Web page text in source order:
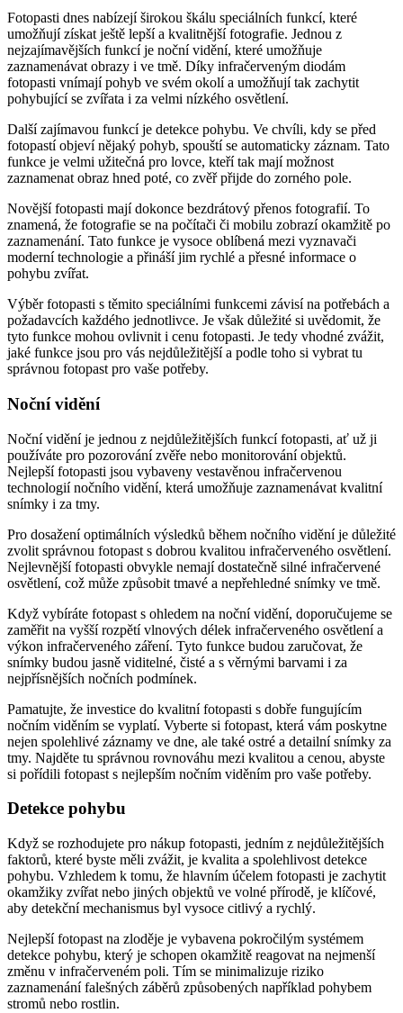
Fotopasti dnes nabízejí širokou škálu speciálních funkcí, které
umožňují získat ještě lepší a kvalitnější fotografie. Jednou z
nejzajímavějších funkcí je noční vidění, které umožňuje
zaznamenávat obrazy i ve tmě. Díky infračerveným diodám
fotopasti vnímají pohyb ve svém okolí a umožňují tak zachytit
pohybující se zvířata i za velmi nízkého osvětlení.
Další zajímavou funkcí je detekce pohybu. Ve chvíli, kdy se před
fotopastí objeví nějaký pohyb, spouští se automaticky záznam. Tato
funkce je velmi užitečná pro lovce, kteří tak mají možnost
zaznamenat obraz hned poté, co zvěř přijde do zorného pole.
Novější fotopasti mají dokonce bezdrátový přenos fotografií. To
znamená, že fotografie se na počítači či mobilu zobrazí okamžitě po
zaznamenání. Tato funkce je vysoce oblíbená mezi vyznavači
moderní technologie a přináší jim rychlé a přesné informace o
pohybu zvířat.
Výběr fotopasti s těmito speciálními funkcemi závisí na potřebách a
požadavcích každého jednotlivce. Je však důležité si uvědomit, že
tyto funkce mohou ovlivnit i cenu fotopasti. Je tedy vhodné zvážit,
jaké funkce jsou pro vás nejdůležitější a podle toho si vybrat tu
správnou fotopast pro vaše potřeby.
Noční vidění
Noční vidění je jednou z nejdůležitějších funkcí fotopasti, ať už ji
používáte pro pozorování zvěře nebo monitorování objektů.
Nejlepší fotopasti jsou vybaveny vestavěnou infračervenou
technologií nočního vidění, která umožňuje zaznamenávat kvalitní
snímky i za tmy.
Pro dosažení optimálních výsledků během nočního vidění je důležité
zvolit správnou fotopast s dobrou kvalitou infračerveného osvětlení.
Nejlevnější fotopasti obvykle nemají dostatečně silné infračervené
osvětlení, což může způsobit tmavé a nepřehledné snímky ve tmě.
Když vybíráte fotopast s ohledem na noční vidění, doporučujeme se
zaměřit na vyšší rozpětí vlnových délek infračerveného osvětlení a
výkon infračerveného záření. Tyto funkce budou zaručovat, že
snímky budou jasně viditelné, čisté a s věrnými barvami i za
nejpřísnějších nočních podmínek.
Pamatujte, že investice do kvalitní fotopasti s dobře fungujícím
nočním viděním se vyplatí. Vyberte si fotopast, která vám poskytne
nejen spolehlivé záznamy ve dne, ale také ostré a detailní snímky za
tmy. Najděte tu správnou rovnováhu mezi kvalitou a cenou, abyste
si pořídili fotopast s nejlepším nočním viděním pro vaše potřeby.
Detekce pohybu
Když se rozhodujete pro nákup fotopasti, jedním z nejdůležitějších
faktorů, které byste měli zvážit, je kvalita a spolehlivost detekce
pohybu. Vzhledem k tomu, že hlavním účelem fotopasti je zachytit
okamžiky zvířat nebo jiných objektů ve volné přírodě, je klíčové,
aby detekční mechanismus byl vysoce citlivý a rychlý.
Nejlepší fotopast na zloděje je vybavena pokročilým systémem
detekce pohybu, který je schopen okamžitě reagovat na nejmenší
změnu v infračerveném poli. Tím se minimalizuje riziko
zaznamenání falešných záběrů způsobených například pohybem
stromů nebo rostlin.